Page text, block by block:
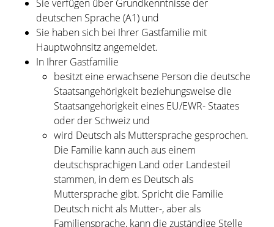
Sie verfügen über Grundkenntnisse der
deutschen Sprache (A1) und
Sie haben sich bei Ihrer Gastfamilie mit
Hauptwohnsitz angemeldet.
In Ihrer Gastfamilie
besitzt eine erwachsene Person die deutsche
Staatsangehörigkeit beziehungsweise die
Staatsangehörigkeit eines EU/EWR- Staates
oder der Schweiz und
wird Deutsch als Muttersprache gesprochen.
Die Familie kann auch aus einem
deutschsprachigen Land oder Landesteil
stammen, in dem es Deutsch als
Muttersprache gibt. Spricht die Familie
Deutsch nicht als Mutter-, aber als
Familiensprache, kann die zuständige Stelle